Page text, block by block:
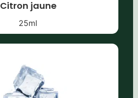
Citron jaune
25ml